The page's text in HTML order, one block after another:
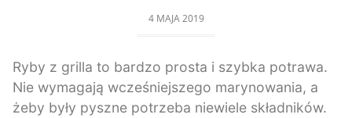
4 MAJA 2019
Ryby z grilla to bardzo prosta i szybka potrawa.
Nie wymagają wcześniejszego marynowania, a
żeby były pyszne potrzeba niewiele składników.